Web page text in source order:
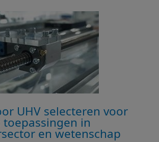
UHV selecteren voor
in
en wetenschap